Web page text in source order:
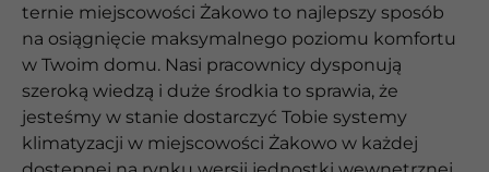
ternie miejscowości Żakowo to najlepszy sposób
na osiągnięcie maksymalnego poziomu komfortu
w Twoim domu. Nasi pracownicy dysponują
szeroką wiedzą i duże środkia to sprawia, że
jesteśmy w stanie dostarczyć Tobie systemy
klimatyzacji w miejscowości Żakowo w każdej